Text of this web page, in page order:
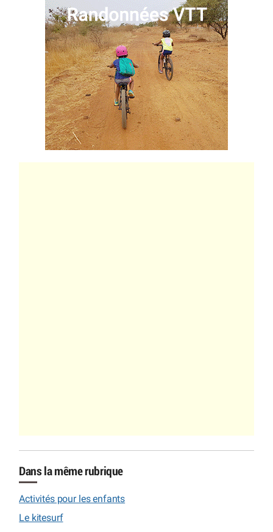
Dans la même rubrique
Activités pour les enfants
Le kitesurf